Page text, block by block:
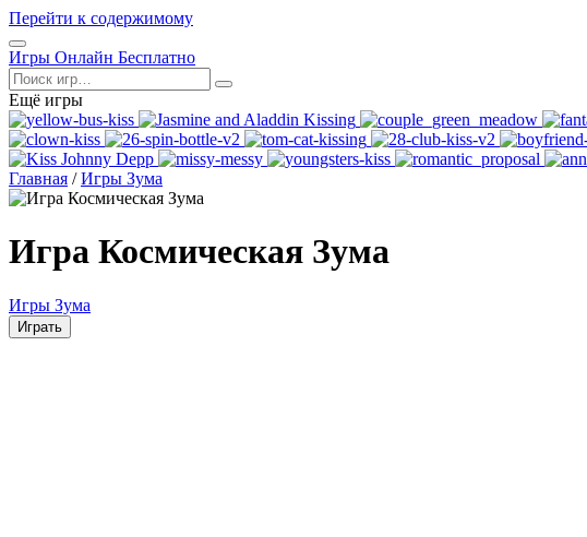
Перейти к содержимому
Открыть
меню
Игры Онлайн Бесплатно
Поиск
Ещё игры
Главная / Игры Зума
Игра Космическая Зума
Игры Зума
Играть